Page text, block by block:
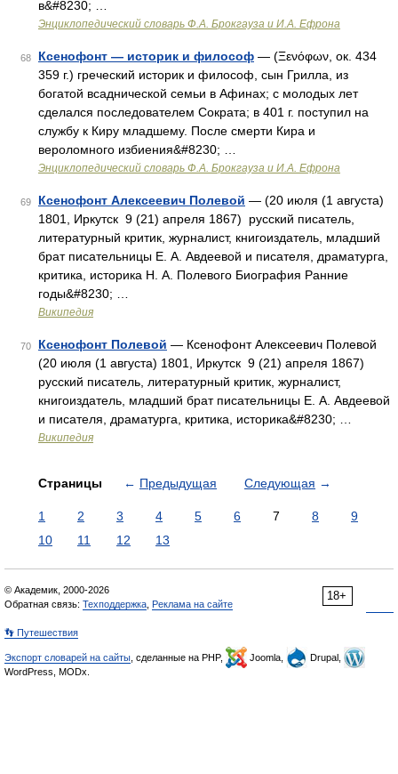
в&#8230; …
Энциклопедический словарь Ф.А. Брокгауза и И.А. Ефрона
68 Ксенофонт — историк и философ — (Ξενόφων, ок. 434
359 г.) греческий историк и философ, сын Грилла, из
богатой всаднической семьи в Афинах; с молодых лет
сделался последователем Сократа; в 401 г. поступил на
службу к Киру младшему. После смерти Кира и
вероломного избиения&#8230; …
Энциклопедический словарь Ф.А. Брокгауза и И.А. Ефрона
69 Ксенофонт Алексеевич Полевой — (20 июля (1 августа)
1801, Иркутск 9 (21) апреля 1867) русский писатель,
литературный критик, журналист, книгоиздатель, младший
брат писательницы Е. А. Авдеевой и писателя, драматурга,
критика, историка Н. А. Полевого Биография Ранние
годы&#8230; …
Википедия
70 Ксенофонт Полевой — Ксенофонт Алексеевич Полевой
(20 июля (1 августа) 1801, Иркутск 9 (21) апреля 1867)
русский писатель, литературный критик, журналист,
книгоиздатель, младший брат писательницы Е. А. Авдеевой
и писателя, драматурга, критика, историка&#8230; …
Википедия
Страницы ← Предыдущая Следующая →
1 2 3 4 5 6 7 8
9
10
11 12 13
18+
© Академик, 2000-2026
Обратная связь: Техподдержка Реклама на сайте
👣 Путешествия
Экспорт словарей на сайты , сделанные на PHP, Joomla,
Drupal,
WordPress, MODx.